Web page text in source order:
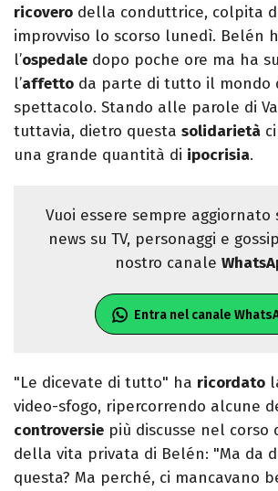
ricovero della conduttrice, colpita
improvviso lo scorso lunedì. Belén
l’ospedale dopo poche ore ma ha
l’affetto da parte di tutto il mondo
spettacolo. Stando alle parole di
tuttavia, dietro questa solidarietà
una grande quantità di ipocrisia.
Vuoi essere sempre
news su TV, personaggi e
nostro canale
Entra nel canale
"Le dicevate di tutto" ha ricordato
video-sfogo, ripercorrendo alcune
controversie più discusse nel corso
della vita privata di Belén: "Ma da
questa? Ma perché, ci mancavano